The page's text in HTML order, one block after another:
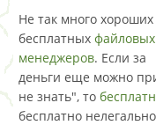
Не так много хороших
бесплатных файловых
менеджеров. Если за
деньги еще можно
не знать", то
бесплатно